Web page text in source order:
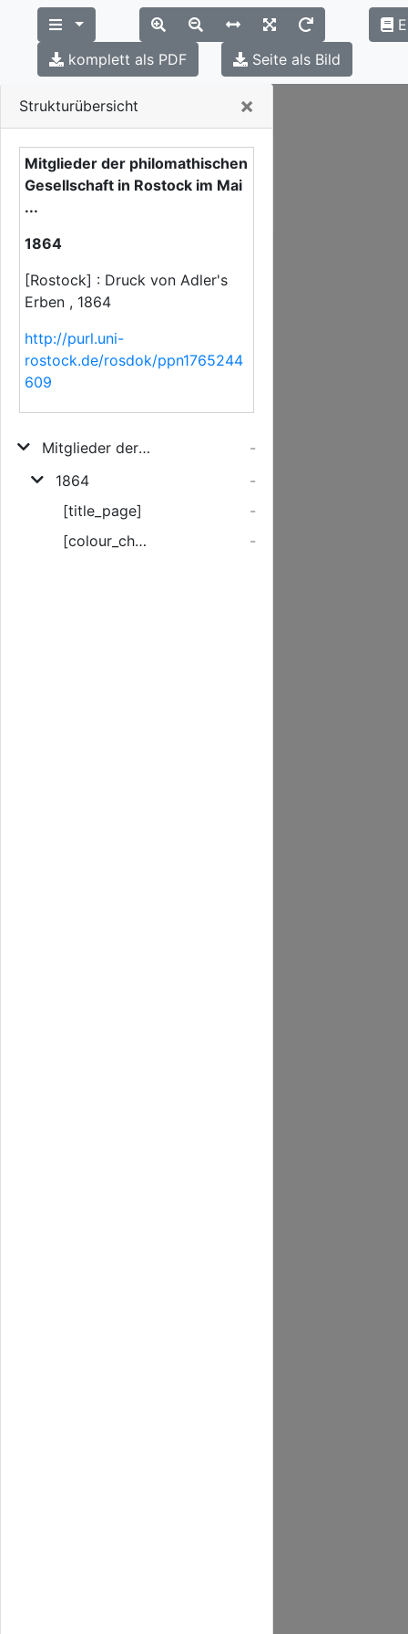
Strukturübersicht ×
Mitglieder der philomathischen
Gesellschaft in Rostock im Mai
...
1864
[Rostock] : Druck von Adler's
Erben , 1864
http://purl.uni-
rostock.de/rosdok/ppn1765244
609
Mitglieder der philomathischen Gesellschaft in Rostock im Mai ...
-
1864
-
[title_page]
-
[colour_checker]
-
komplett als PDF
Seite als Bild